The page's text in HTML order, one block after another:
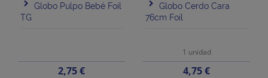
Globo Pulpo Bebé Foil
TG
Precio
2,75 €
Globo Cerdo Cara
76cm Foil
1 unidad
Precio
4,75 €